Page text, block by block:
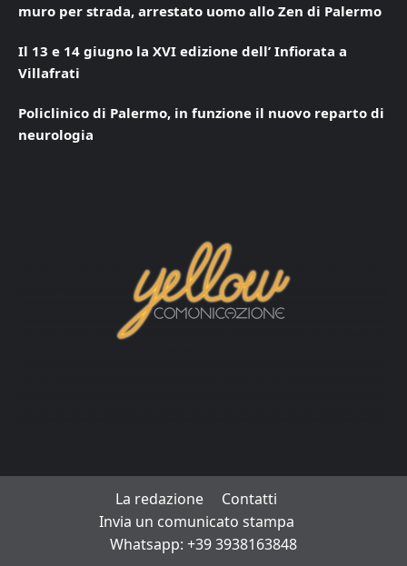
muro per strada, arrestato uomo allo Zen di Palermo
Il 13 e 14 giugno la XVI edizione dell’ Infiorata a
Villafrati
Policlinico di Palermo, in funzione il nuovo reparto di
neurologia
La redazione
Contatti
Invia un comunicato stampa
Whatsapp: +39 3938163848